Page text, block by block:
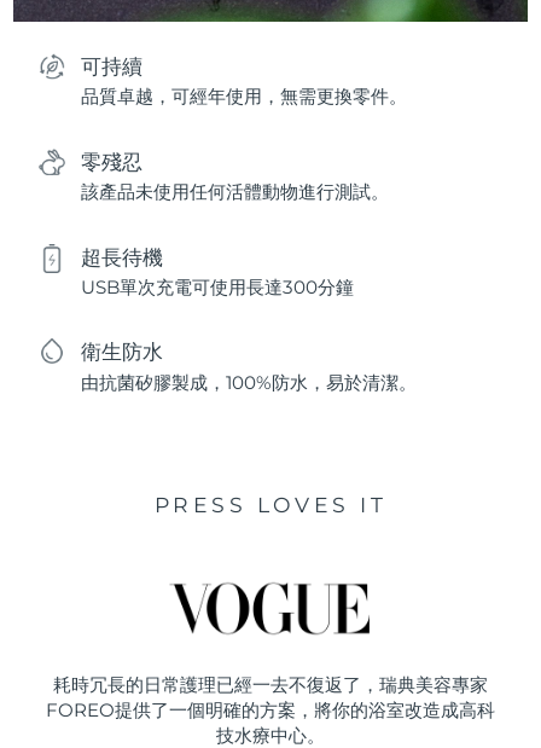
可持續
品質卓越，可經年使用，無需更換零件。
零殘忍
該產品未使用任何活體動物進行測試。
超長待機
USB單次充電可使用長達300分鐘
衛生防水
由抗菌矽膠製成，100%防水，易於清潔。
PRESS LOVES IT
耗時冗長的日常護理已經一去不復返了，瑞典美容專家
FOREO提供了一個明確的方案，將你的浴室改造成高科
技水療中心。